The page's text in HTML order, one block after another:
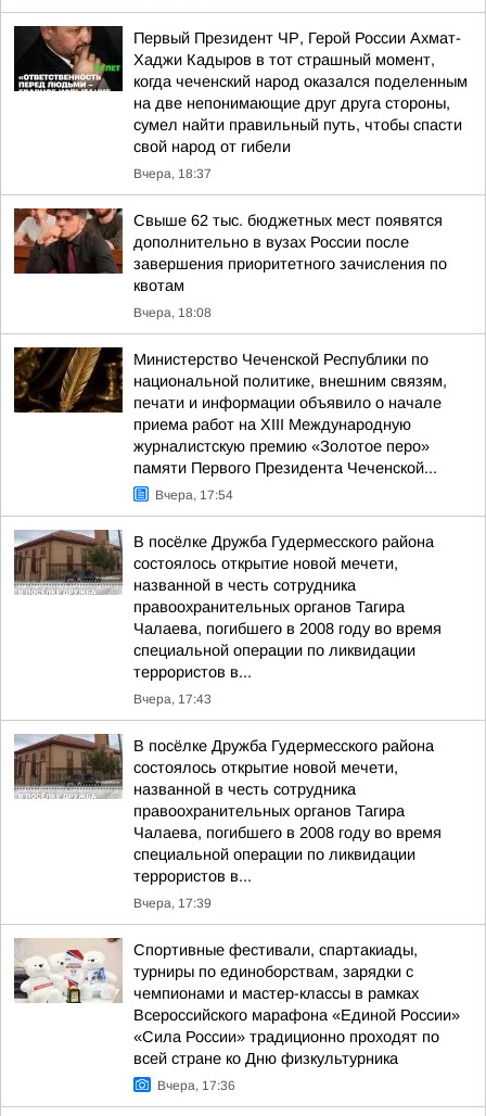
Первый Президент ЧР, Герой России Ахмат-
Хаджи Кадыров в тот страшный момент,
когда чеченский народ оказался поделенным
на две непонимающие друг друга стороны,
сумел найти правильный путь, чтобы спасти
свой народ от гибели
Вчера, 18:37
Свыше 62 тыс. бюджетных мест появятся
дополнительно в вузах России после
завершения приоритетного зачисления по
квотам
Вчера, 18:08
Министерство Чеченской Республики по
национальной политике, внешним связям,
печати и информации объявило о начале
приема работ на XIII Международную
журналистскую премию «Золотое перо»
памяти Первого Президента Чеченской...
Вчера, 17:54
В посёлке Дружба Гудермесского района
состоялось открытие новой мечети,
названной в честь сотрудника
правоохранительных органов Тагира
Чалаева, погибшего в 2008 году во время
специальной операции по ликвидации
террористов в...
Вчера, 17:43
В посёлке Дружба Гудермесского района
состоялось открытие новой мечети,
названной в честь сотрудника
правоохранительных органов Тагира
Чалаева, погибшего в 2008 году во время
специальной операции по ликвидации
террористов в...
Вчера, 17:39
Спортивные фестивали, спартакиады,
турниры по единоборствам, зарядки с
чемпионами и мастер-классы в рамках
Всероссийского марафона «Единой России»
«Сила России» традиционно проходят по
всей стране ко Дню физкультурника
Вчера, 17:36